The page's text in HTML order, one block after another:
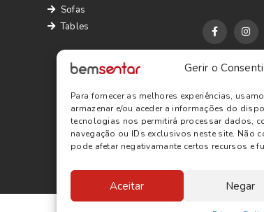
Gerir o
Para fornecer as melhores experiências,
armazenar e/ou aceder a informações do
tecnologias nos permitirá processar dados,
navegação ou IDs exclusivos neste site. Não
pode afetar negativamante certos recursos e
Aceitar Negar
Sofas
Tables